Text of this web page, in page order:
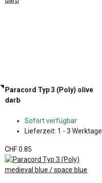
Paracord Typ 3 (Poly) olive
darb
Sofort verfügbar
Lieferzeit: 1 - 3 Werktage
CHF 0.85